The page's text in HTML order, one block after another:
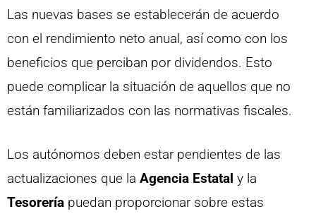
Las nuevas bases se establecerán de acuerdo
con el rendimiento neto anual, así como con los
beneficios que perciban por dividendos. Esto
puede complicar la situación de aquellos que no
están familiarizados con las normativas fiscales.
Los autónomos deben estar pendientes de las
actualizaciones que la Agencia Estatal y la
Tesorería puedan proporcionar sobre estas